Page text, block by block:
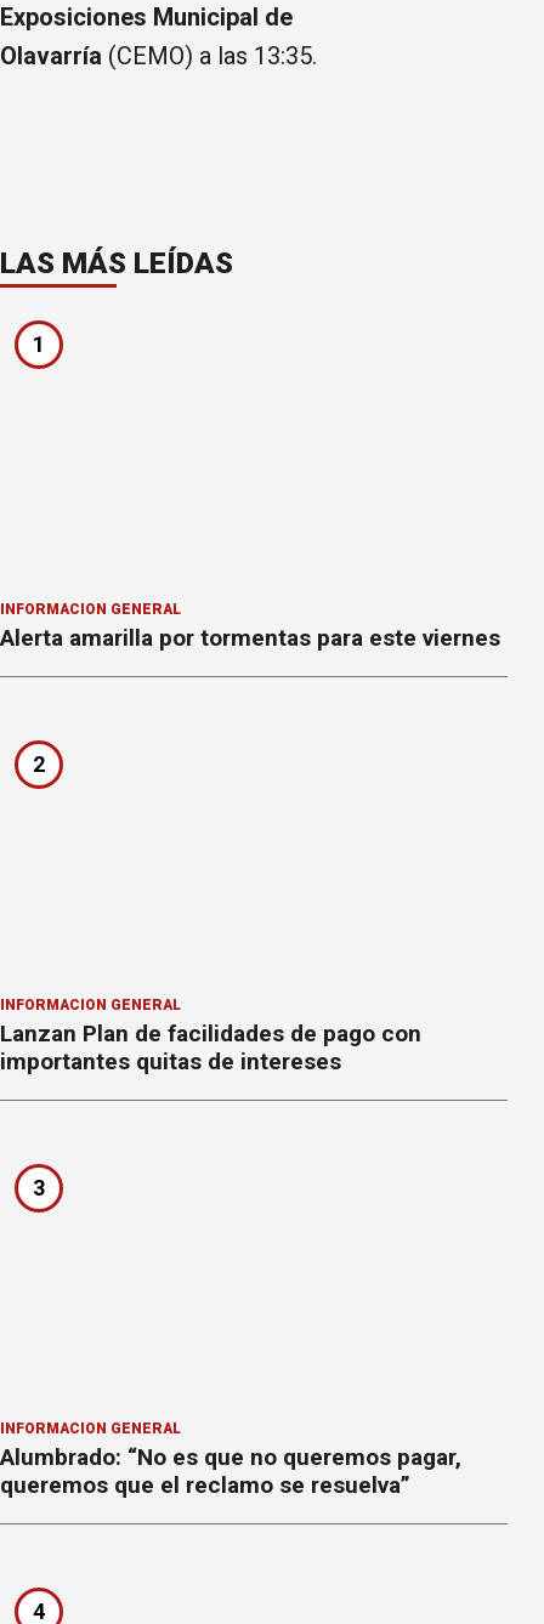
Exposiciones Municipal de
Olavarría (CEMO) a las 13:35.
LAS MÁS LEÍDAS
1
INFORMACION GENERAL
Alerta amarilla por tormentas para este viernes
2
INFORMACION GENERAL
Lanzan Plan de facilidades de pago con
importantes quitas de intereses
3
INFORMACION GENERAL
Alumbrado: “No es que no queremos pagar,
queremos que el reclamo se resuelva”
4